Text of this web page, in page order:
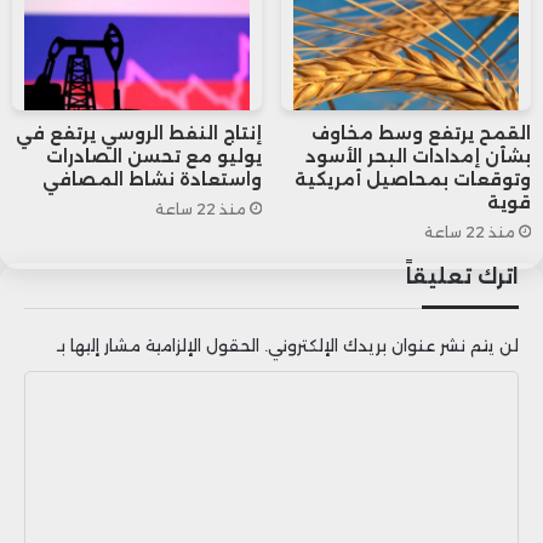
قياسي عندما تدخل اليابان في
ركود؟
من المفارقة أن أداء سوق الأوراق المالية
اليابانية تشهد أداءً جيداً، في الوقت الذي
يتعرض فيه اقتصادها لضربة قوية. تبدو
السوق أكثر تركيزاً على التغير الكبير في
ديناميكيات التضخم في اليابان، والتغيرات في
القمح يرتفع وسط مخاوف
بشأن إمدادات البحر الأسود
وتوقعات بمحاصيل أمريكية
قوية
منذ 22 ساعة
إنتاج النفط الروسي يرتفع في
يوليو مع تحسن الصادرات
واستعادة نشاط المصافي
منذ 22 ساعة
اترك تعليقاً
لن يتم نشر عنوان بريدك الإلكتروني. الحقول الإلزامية مشار إليها بـ